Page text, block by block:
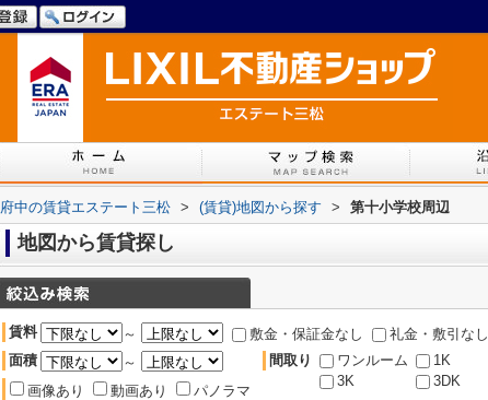
府中の賃貸エステート三松 > (賃貸)地図から探す > 第十小学校周辺
地図から賃貸探し
賃料 ～ 敷金・保証金なし 礼金・敷引なし
面積
～
画像あり
動画あり
パノラマ
間取り ワンルーム 1K
3K
3DK